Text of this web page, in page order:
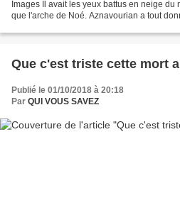
Images Il avait les yeux battus en neige du mont Ararat, le cœur plus grand
que l'arche de Noé. Aznavourian a tout
Que c'est triste cette mort
Publié le 01/10/2018 à 20:18
Par QUI VOUS SAVEZ